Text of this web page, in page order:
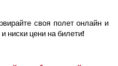
своя полет онлайн и
ниски цени на билети!